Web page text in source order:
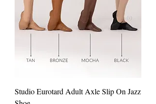
Studio Eurotard Adult Axle Slip On Jazz